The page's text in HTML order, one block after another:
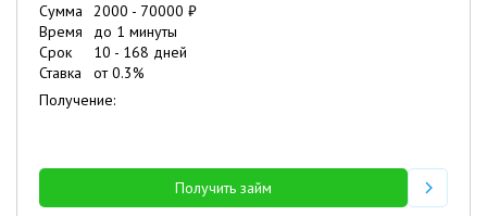
Сумма 2000 - 70000 ₽
Время
до 1 минуты
Срок
10 - 168 дней
Ставка
от0.3%
Получение:
Получить займ